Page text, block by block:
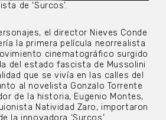
de ‘Surcos’.
el director Nieves Conde
la primera película neorrealista
cinematográfico surgido
del estado fascista de Mussolini
que se vivía en las calles del
al novelista Gonzalo Torrente
de la historia, Eugenio Montes,
Natividad Zaro, importaron
la innovadora ‘Surcos’.